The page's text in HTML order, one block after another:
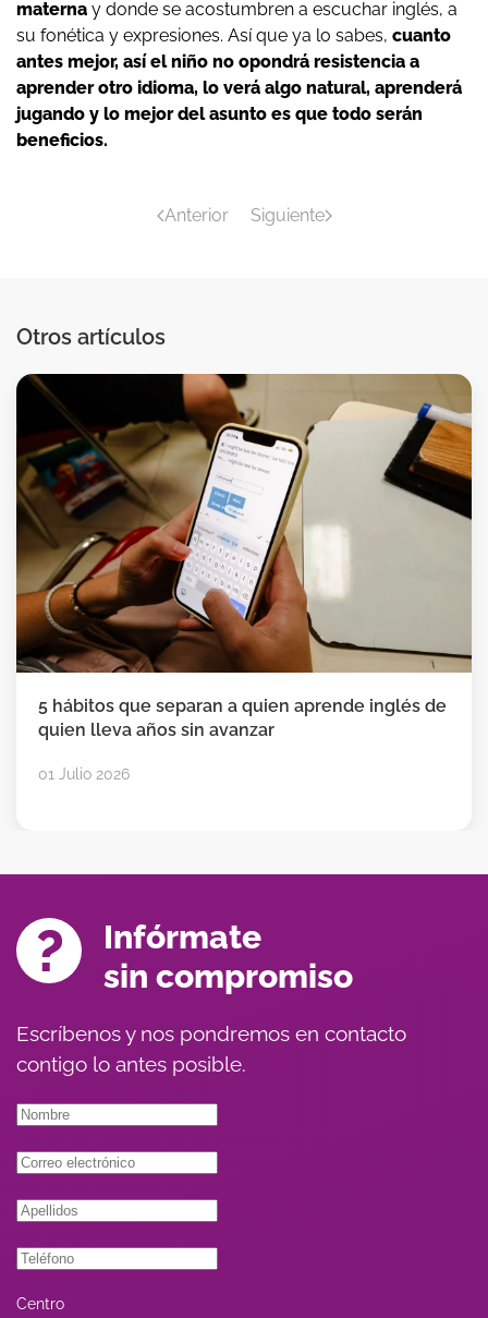
materna y donde se acostumbren a escuchar inglés, a
su fonética y expresiones. Así que ya lo sabes, cuanto
antes mejor, así el niño no opondrá resistencia a
aprender otro idioma, lo verá algo natural, aprenderá
jugando y lo mejor del asunto es que todo serán
beneficios.
Anterior Siguiente
Otros artículos
5 hábitos que separan a quien aprende inglés de
quien lleva años sin avanzar
01 Julio 2026
Infórmate
sin compromiso
Escríbenos y nos pondremos en contacto
contigo lo antes posible.
Centro